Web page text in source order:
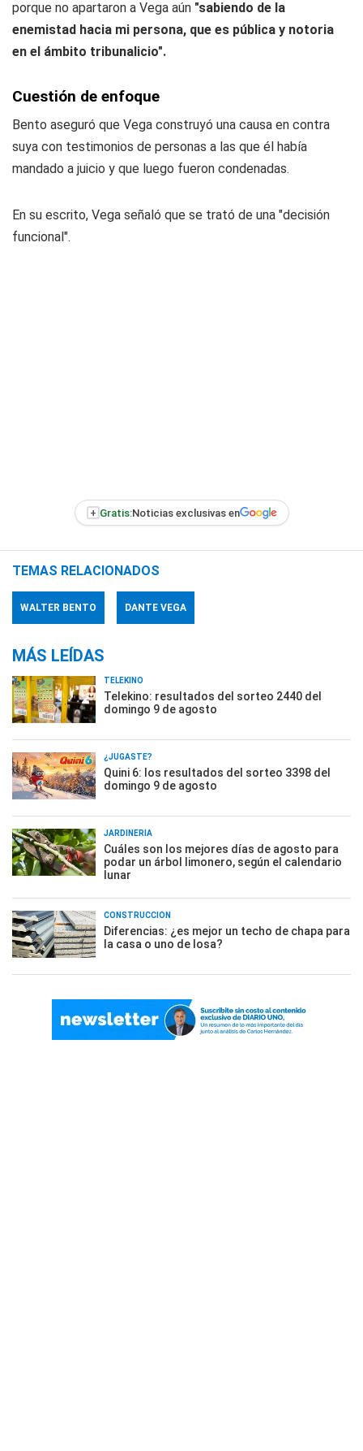
porque no apartaron a Vega aún "sabiendo de la
enemistad hacia mi persona, que es pública y notoria
en el ámbito tribunalicio".
Cuestión de enfoque
Bento aseguró que Vega construyó una causa en contra
suya con testimonios de personas a las que él había
mandado a juicio y que luego fueron condenadas.
En su escrito, Vega señaló que se trató de una "decisión
funcional".
+ Gratis:Noticias exclusivas en
TEMAS RELACIONADOS
WALTER BENTO DANTE VEGA
MÁS LEÍDAS
TELEKINO
Telekino: resultados del sorteo 2440 del
domingo 9 de agosto
¿JUGASTE?
Quini 6: los resultados del sorteo 3398 del
domingo 9 de agosto
JARDINERÍA
Cuáles son los mejores días de agosto para
podar un árbol limonero, según el calendario
lunar
CONSTRUCCIÓN
Diferencias: ¿es mejor un techo de chapa para
la casa o uno de losa?